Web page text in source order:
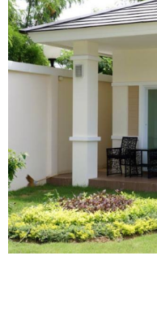
Hy vọng với mẫu
sẻ có thể giúp các
những ý tưởng hữu
được ấp ủ để có thể
ấm cho mình. Nếu
thêm về nhà nhà
đừng ngần ngại mà